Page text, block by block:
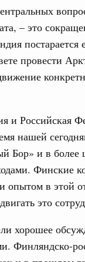
– это
постарается
провести
и Российская
нашей
Бор» и в
Финские
опытом в этой
это
хорошее
Финляндско-
более
образование
колледжей и
по